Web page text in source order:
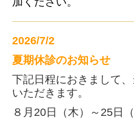
2026/7/2
夏期休診のお知らせ
下記日程におきまして
いただきます。
８月20日（木）～25日（